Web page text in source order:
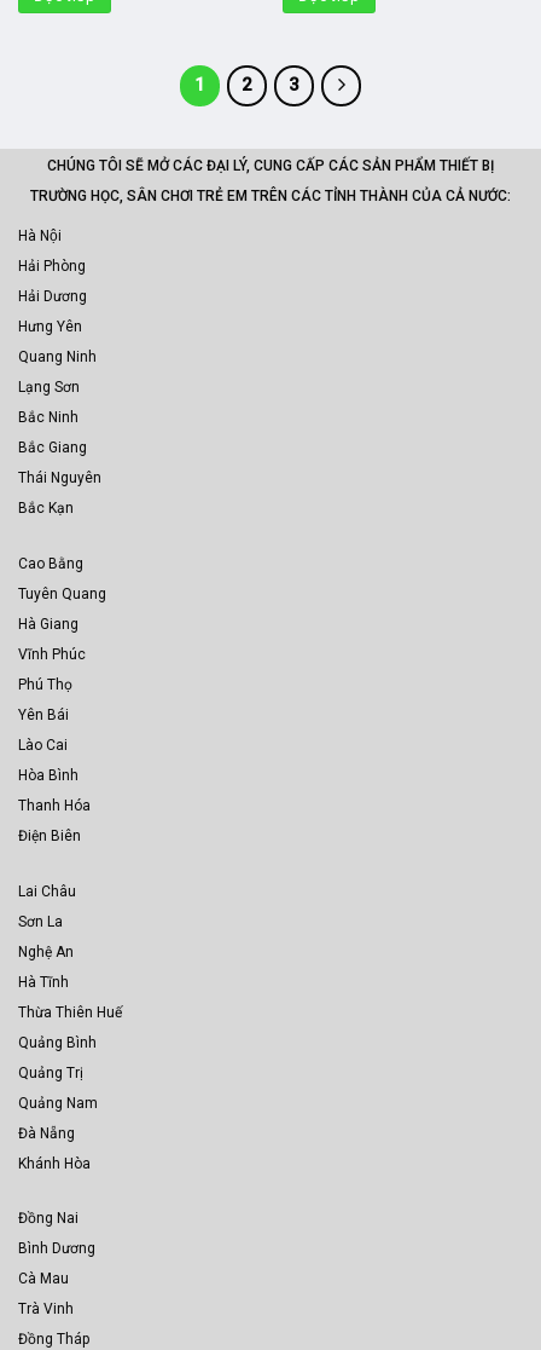
1 2 3
CHÚNG TÔI SẼ MỞ CÁC ĐẠI LÝ, CUNG CẤP CÁC SẢN PHẨM THIẾT BỊ
TRƯỜNG HỌC, SÂN CHƠI TRẺ EM TRÊN CÁC TỈNH THÀNH CỦA CẢ NƯỚC:
Hà Nội
Hải Phòng
Hải Dương
Hưng Yên
Quang Ninh
Lạng Sơn
Bắc Ninh
Bắc Giang
Thái Nguyên
Bắc Kạn
Cao Bằng
Tuyên Quang
Hà Giang
Vĩnh Phúc
Phú Thọ
Yên Bái
Lào Cai
Hòa Bình
Thanh Hóa
Điện Biên
Lai Châu
Sơn La
Nghệ An
Hà Tĩnh
Thừa Thiên Huế
Quảng Bình
Quảng Trị
Quảng Nam
Đà Nẵng
Khánh Hòa
Đồng Nai
Bình Dương
Cà Mau
Trà Vinh
Đồng Tháp